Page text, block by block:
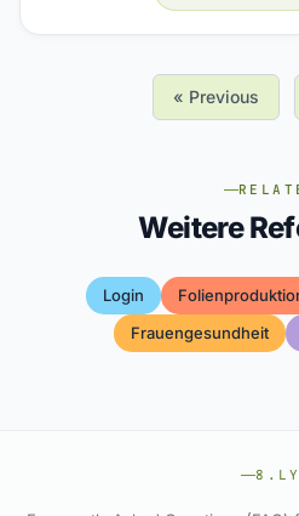
« Previous
Weitere
Login
Frauengesundheit
8.LY